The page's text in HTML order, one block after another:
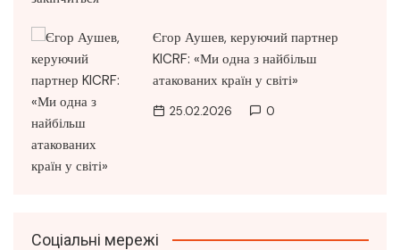
Єгор Аушев, керуючий партнер
KICRF: «Ми одна з найбільш
атакованих країн у світі»
25.02.2026 0
Соціальні мережі